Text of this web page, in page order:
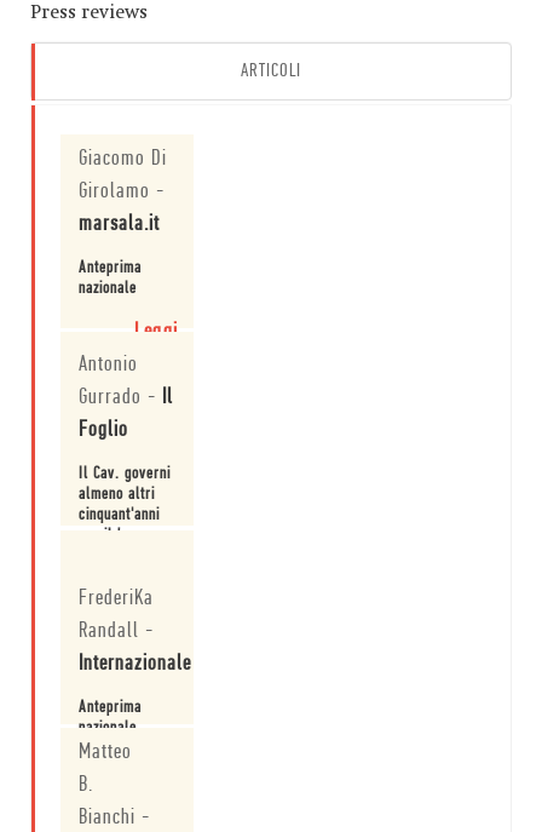
Press reviews
ARTICOLI
Giacomo Di
Girolamo -
marsala.it
Anteprima
nazionale
Leggi
Antonio
Gurrado - Il
Foglio
Il Cav. governi
almeno altri
cinquant'anni
per il bene
FrederiKa
Randall -
Internazionale
Anteprima
nazionale
Matteo
B.
Bianchi -